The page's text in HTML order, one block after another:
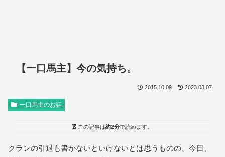
【一口馬主】今の気持ち。
2015.10.09 2023.03.07
一口馬主のお話
この記事は約2分で読めます。
クランの引退も書かないといけないとは思うものの、今日、